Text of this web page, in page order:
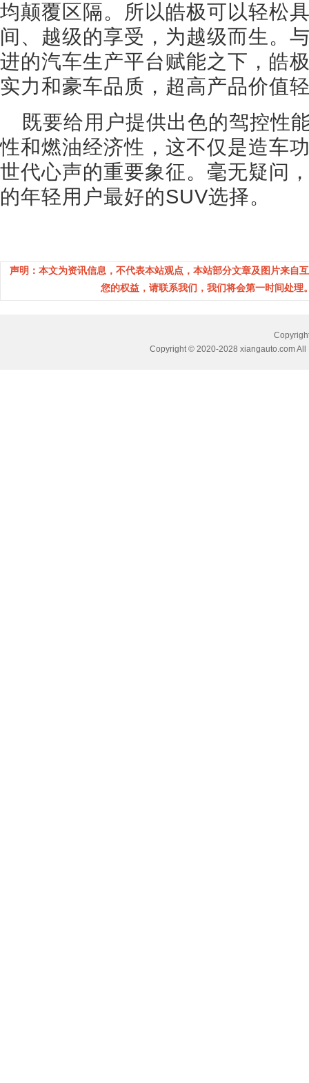
均颠覆区隔。所以皓极可以轻松
间、越级的享受，为越级而生。
进的汽车生产平台赋能之下，皓
实力和豪车品质，超高产品价值
既要给用户提供出色的驾控性
性和燃油经济性，这不仅是造车
世代心声的重要象征。毫无疑问
的年轻用户最好的SUV选择。
声明：本文为资讯信息，不代表本站观点，本站部分文章及图片来自
您的权益，请联系我们，我们将会第一时间处
Copyright © 2020-2028 xiangauto.com